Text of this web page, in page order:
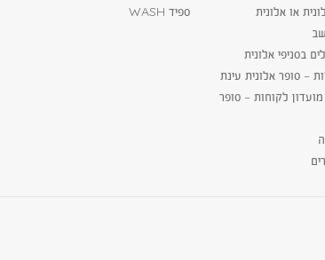
או אלונית
בסניפי אלונית
– סופר אלונית עינת
לקוחות – סופר
ספיד WASH